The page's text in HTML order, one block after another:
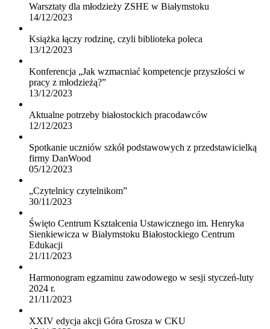
Warsztaty dla młodzieży ZSHE w Białymstoku
14/12/2023
Książka łączy rodzinę, czyli biblioteka poleca
13/12/2023
Konferencja „Jak wzmacniać kompetencje przyszłości w
pracy z młodzieżą?”
13/12/2023
Aktualne potrzeby białostockich pracodawców
12/12/2023
Spotkanie uczniów szkół podstawowych z przedstawicielką
firmy DanWood
05/12/2023
„Czytelnicy czytelnikom”
30/11/2023
Święto Centrum Kształcenia Ustawicznego im. Henryka
Sienkiewicza w Białymstoku Białostockiego Centrum
Edukacji
21/11/2023
Harmonogram egzaminu zawodowego w sesji styczeń-luty
2024 r.
21/11/2023
XXIV edycja akcji Góra Grosza w CKU